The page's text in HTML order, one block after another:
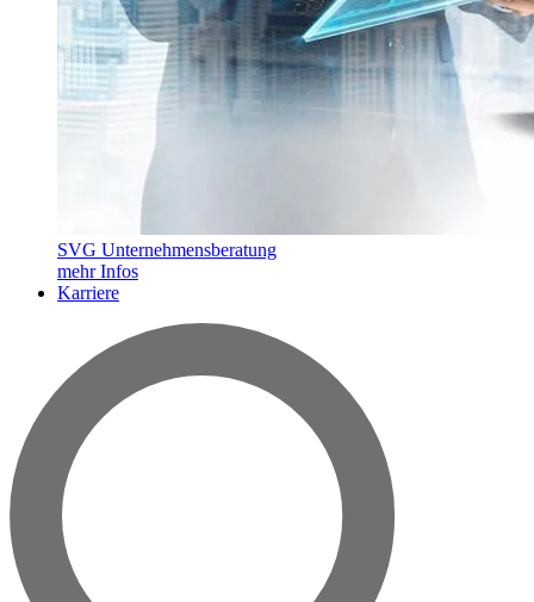
SVG Unternehmensberatung
mehr Infos
Karriere